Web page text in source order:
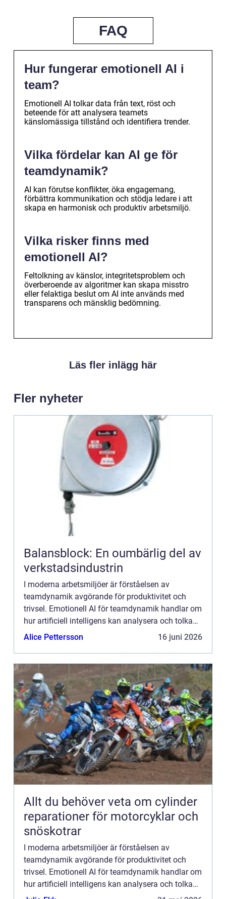
FAQ
Hur fungerar emotionell AI i
team?
Emotionell AI tolkar data från text, röst och
beteende för att analysera teamets
känslomässiga tillstånd och identifiera trender.
Vilka fördelar kan AI ge för
teamdynamik?
AI kan förutse konflikter, öka engagemang,
förbättra kommunikation och stödja ledare i att
skapa en harmonisk och produktiv arbetsmiljö.
Vilka risker finns med
emotionell AI?
Feltolkning av känslor, integritetsproblem och
överberoende av algoritmer kan skapa misstro
eller felaktiga beslut om AI inte används med
transparens och mänsklig bedömning.
Läs fler inlägg här
Fler nyheter
Balansblock: En oumbärlig del av
verkstadsindustrin
I moderna arbetsmiljöer är förståelsen av
teamdynamik avgörande för produktivitet och
trivsel. Emotionell AI för teamdynamik handlar om
hur artificiell intelligens kan analysera och tolka
känslomässiga si...
Alice Pettersson 16 juni 2026
Allt du behöver veta om cylinder
reparationer för motorcyklar och
snöskotrar
I moderna arbetsmiljöer är förståelsen av
teamdynamik avgörande för produktivitet och
trivsel. Emotionell AI för teamdynamik handlar om
hur artificiell intelligens kan analysera och tolka
känslomässiga si...